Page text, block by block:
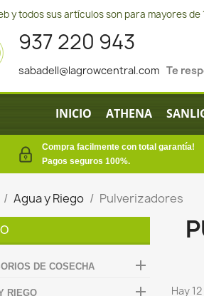
y todos sus artículos son para mayores de
937 220 943
sabadell@lagrowcentral.com Te
INICIO ATHENA
Compra facilmente con total garantía!
Pagos seguros 100%.
Agua y Riego
Pulverizadores
DE COSECHA 
RIEGO  Hay